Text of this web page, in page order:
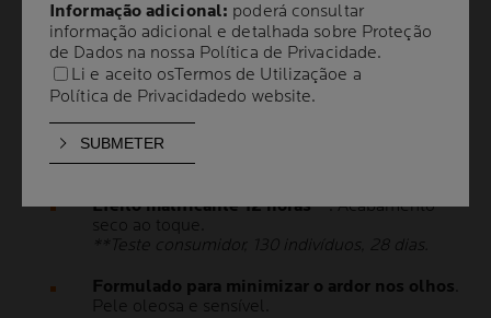
A nossa proteção máximacom filtro contra os
raios UVA ultralongos*.
*[340-400nm]=UVA longos / [380-400nm] =
fim do espectro que chamamos de UVA
ultralongos.
Protege a pele contra danos celulares
profundos.
Efeito matificante 12 horas**. Acabamento
seco ao toque.
**Teste consumidor, 130 indivíduos, 28 dias.
Formulado para minimizar o ardor nos olhos
Pele oleosa e sensível.
Informação adicional: poderá consultar
informação adicional e detalhada sobre Proteção
de Dados na nossa Política de Privacidade.
Li e aceito osTermos de Utilizaçãoe a
Política de Privacidadedo website.
Informação adicional: poderá consultar
informação adicional e detalhada sobre Proteção
de Dados na nossa Política de Privacidade.
Li e aceito osTermos de Utilizaçãoe a
Política de Privacidadedo website.